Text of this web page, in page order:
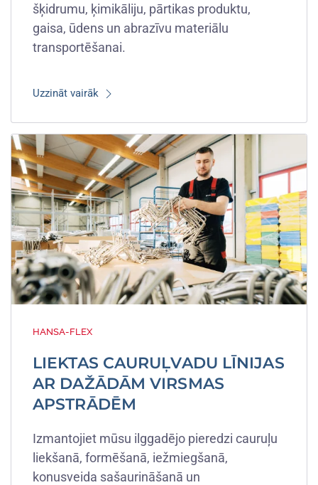
šķidrumu, ķimikāliju, pārtikas produktu,
gaisa, ūdens un abrazīvu materiālu
transportēšanai.
Uzzināt vairāk
HANSA-FLEX
LIEKTAS CAURUĻVADU LĪNIJAS
AR DAŽĀDĀM VIRSMAS
APSTRĀDĒM
Izmantojiet mūsu ilggadējo pieredzi cauruļu
liekšanā, formēšanā, iežmiegšanā,
konusveida sašaurināšanā un